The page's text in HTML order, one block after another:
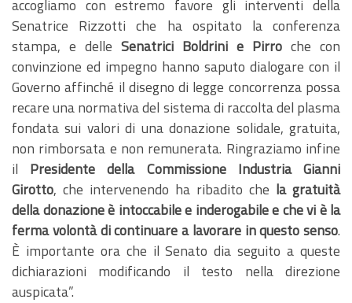
accogliamo con estremo favore gli interventi della
Senatrice Rizzotti che ha ospitato la conferenza
stampa, e delle Senatrici Boldrini e Pirro che con
convinzione ed impegno hanno saputo dialogare con il
Governo affinché il disegno di legge concorrenza possa
recare una normativa del sistema di raccolta del plasma
fondata sui valori di una donazione solidale, gratuita,
non rimborsata e non remunerata. Ringraziamo infine
il Presidente della Commissione Industria Gianni
Girotto, che intervenendo ha ribadito che la gratuità
della donazione è intoccabile e inderogabile e che vi è la
ferma volontà di continuare a lavorare in questo senso.
È importante ora che il Senato dia seguito a queste
dichiarazioni modificando il testo nella direzione
auspicata”.